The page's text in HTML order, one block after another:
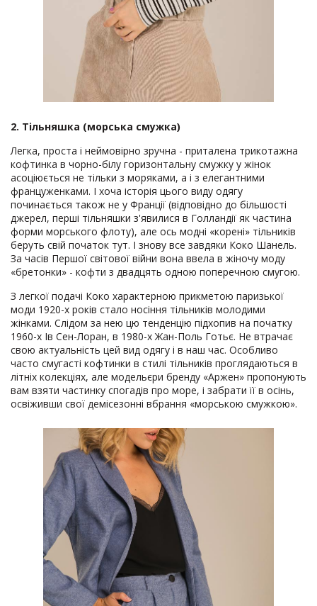
2. Тільняшка (морська смужка)
Легка, проста і неймовірно зручна - приталена трикотажна
кофтинка в чорно-білу горизонтальну смужку у жінок
асоціюється не тільки з моряками, а і з елегантними
француженками. І хоча історія цього виду одягу
починається також не у Франції (відповідно до більшості
джерел, перші тільняшки з'явилися в Голландії як частина
форми морського флоту), але ось модні «корені» тільників
беруть свій початок тут. І знову все завдяки Коко Шанель.
За часів Першої світової війни вона ввела в жіночу моду
«бретонки» - кофти з двадцять одною поперечною смугою.
З легкої подачі Коко характерною прикметою паризької
моди 1920-х років стало носіння тільників молодими
жінками. Слідом за нею цю тенденцію підхопив на початку
1960-х Ів Сен-Лоран, в 1980-х Жан-Поль Готьє. Не втрачає
свою актуальність цей вид одягу і в наш час. Особливо
часто смугасті кофтинки в стилі тільників проглядаються в
літніх колекціях, але модельєри бренду «Аржен» пропонують
вам взяти частинку спогадів про море, і забрати її в осінь,
освіживши свої демісезонні вбрання «морською смужкою».